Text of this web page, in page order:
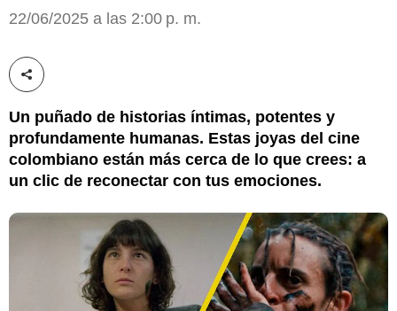
22/06/2025 a las 2:00 p. m.
Compartir esta noticia
Un puñado de historias íntimas, potentes y
profundamente humanas. Estas joyas del cine
colombiano están más cerca de lo que crees: a
un clic de reconectar con tus emociones.